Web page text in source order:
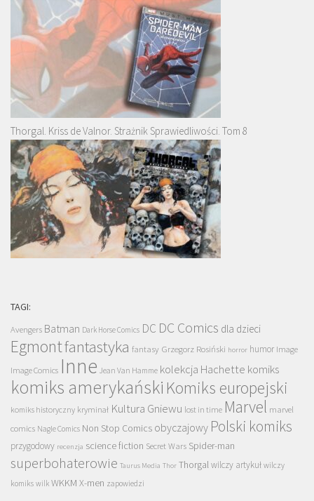
Thorgal. Kriss de Valnor. Strażnik Sprawiedliwości. Tom 8
TAGI:
Avengers Batman Dark Horse Comics DC DC Comics dla dzieci
Egmontfantastyka fantasy Grzegorz Rosiński horror humor Image
Image Comics Inne Jean Van Hamme kolekcja Hachette komiks
komiks amerykański Komiks europejski
komiks historyczny kryminał Kultura Gniewu lost in time Marvel marvel
comics Nagle Comics Non Stop Comics obyczajowy Polski komiks
przygodowy recenzja science fiction Secret Wars Spider-man
superbohaterowie Taurus Media Thor Thorgalwilczy artykuł wilczy
komiks wilk WKKM X-men zapowiedzi